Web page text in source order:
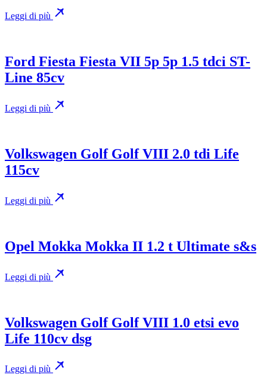
Leggi di più
Ford Fiesta Fiesta VII 5p 5p 1.5 tdci ST-
Line 85cv
Leggi di più
Volkswagen Golf Golf VIII 2.0 tdi Life
115cv
Leggi di più
Opel Mokka Mokka II 1.2 t Ultimate s&s
Leggi di più
Volkswagen Golf Golf VIII 1.0 etsi evo
Life 110cv dsg
Leggi di più